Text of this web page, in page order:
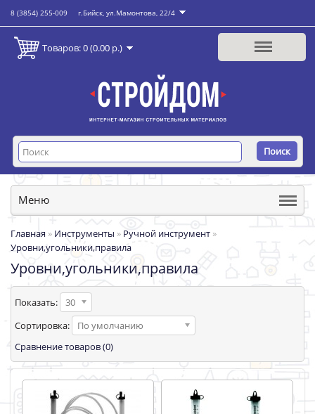
8 (3854) 255-009 г.Бийск, ул.Мамонтова, 22/4
Товаров: 0 (0.00 р.)
Поиск
Меню
Главная » Инструменты » Ручной инструмент »
Уровни,угольники,правила
Уровни,угольники,правила
Показать:
30
Сортировка:
По умолчанию
Сравнение товаров (0)